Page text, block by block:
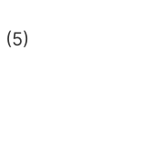
(5)